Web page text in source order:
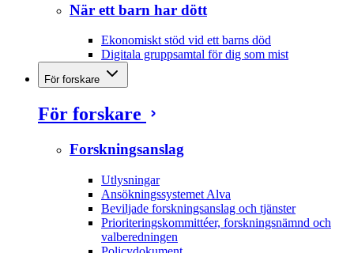
När ett barn har dött
Ekonomiskt stöd vid ett barns död
Digitala gruppsamtal för dig som mist
För forskare
För forskare
Forskningsanslag
Utlysningar
Ansökningssystemet Alva
Beviljade forskningsanslag och tjänster
Prioriteringskommittéer, forskningsnämnd och
valberedningen